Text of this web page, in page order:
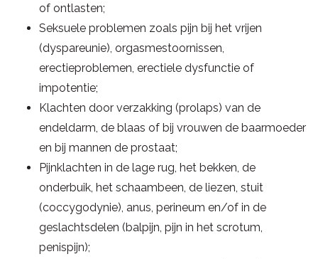
of ontlasten;
Seksuele problemen zoals pijn bij het vrijen
(dyspareunie), orgasmestoornissen,
erectieproblemen, erectiele dysfunctie of
impotentie;
Klachten door verzakking (prolaps) van de
endeldarm, de blaas of bij vrouwen de baarmoeder
en bij mannen de prostaat;
Pijnklachten in de lage rug, het bekken, de
onderbuik, het schaambeen, de liezen, stuit
(coccygodynie), anus, perineum en/of in de
geslachtsdelen (balpijn, pijn in het scrotum,
penispijn);